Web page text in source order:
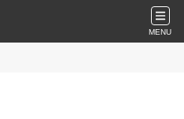
MENU